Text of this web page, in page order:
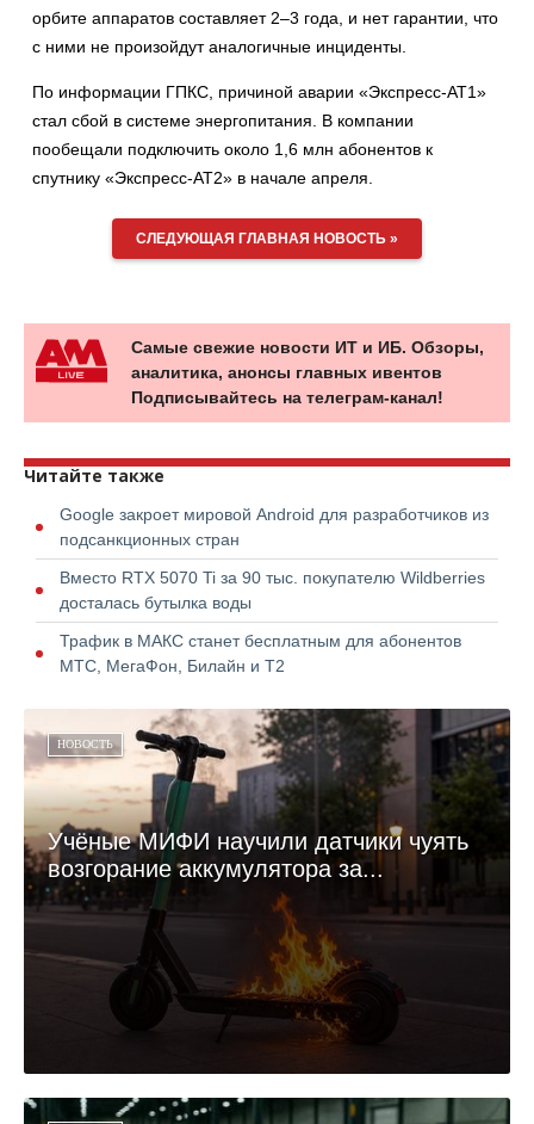
орбите аппаратов составляет 2–3 года, и нет гарантии, что
с ними не произойдут аналогичные инциденты.
По информации ГПКС, причиной аварии «Экспресс-АТ1»
стал сбой в системе энергопитания. В компании
пообещали подключить около 1,6 млн абонентов к
спутнику «Экспресс-АТ2» в начале апреля.
СЛЕДУЮЩАЯ ГЛАВНАЯ НОВОСТЬ »
Самые свежие новости ИТ и ИБ. Обзоры,
аналитика, анонсы главных ивентов
Подписывайтесь на телеграм-канал!
Читайте также
Google закроет мировой Android для разработчиков из
подсанкционных стран
Вместо RTX 5070 Ti за 90 тыс. покупателю Wildberries
досталась бутылка воды
Трафик в МАКС станет бесплатным для абонентов
МТС, МегаФон, Билайн и Т2
НОВОСТЬ
Учёные МИФИ научили датчики чуять
возгорание аккумулятора за...